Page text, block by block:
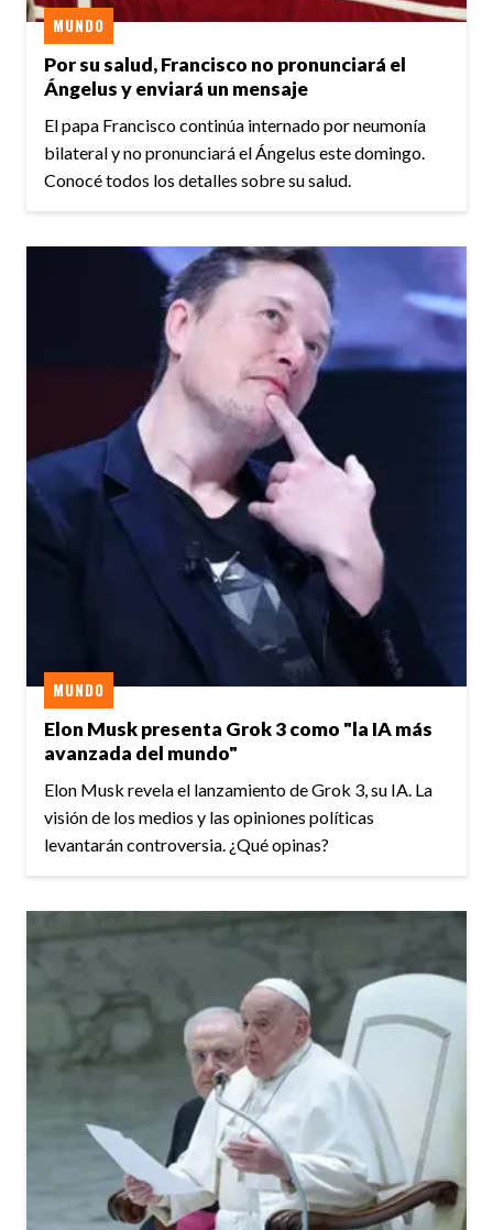
Por su salud, Francisco no pronunciará el
Ángelus y enviará un mensaje
MUNDO
El papa Francisco continúa internado por neumonía
bilateral y no pronunciará el Ángelus este domingo.
Conocé todos los detalles sobre su salud.
Elon Musk presenta Grok 3 como "la IA más
avanzada del mundo"
MUNDO
Elon Musk revela el lanzamiento de Grok 3, su IA. La
visión de los medios y las opiniones políticas
levantarán controversia. ¿Qué opinas?